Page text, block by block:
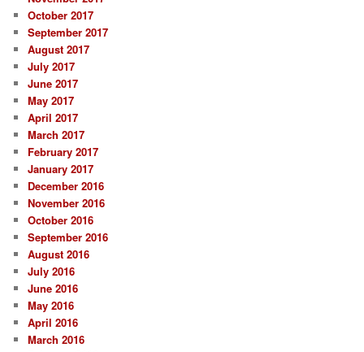
October 2017
September 2017
August 2017
July 2017
June 2017
May 2017
April 2017
March 2017
February 2017
January 2017
December 2016
November 2016
October 2016
September 2016
August 2016
July 2016
June 2016
May 2016
April 2016
March 2016